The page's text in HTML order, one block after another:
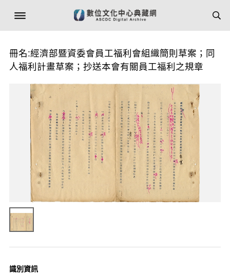
冊名:經濟部暨資委會員工福利會組織簡則草案；同
人福利計畫草案；抄送本會有關員工福利之規章
識別資訊